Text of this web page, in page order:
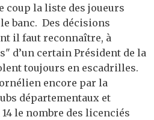
coup la liste des joueurs
banc. Des décisions
il faut reconnaître, à
d’un certain Président de la
toujours en escadrilles.
encore par la
départementaux et
le nombre des licenciés